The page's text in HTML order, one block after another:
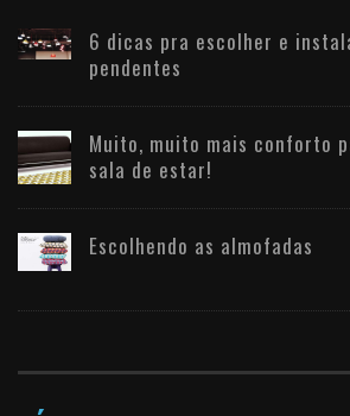
6 dicas pra escolher e
pendentes
Muito, muito mais conforto
sala de estar!
Escolhendo as almofadas